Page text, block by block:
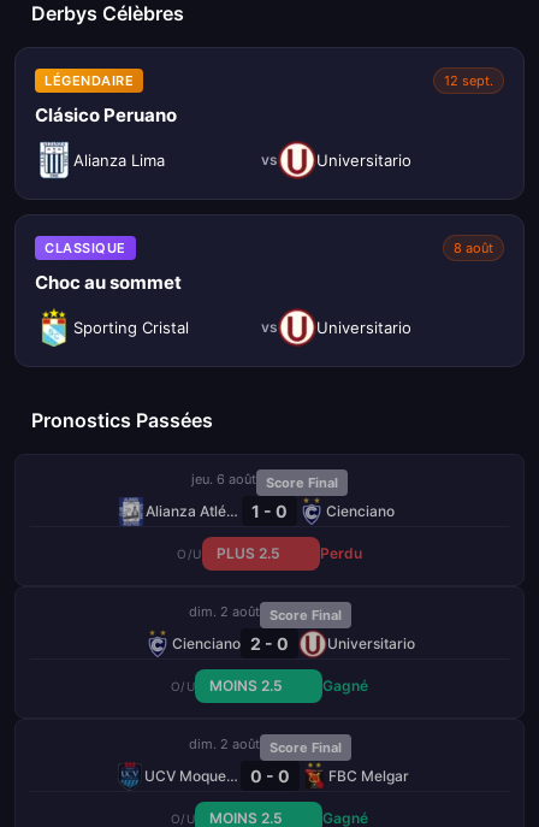
Derbys Célèbres
LÉGENDAIRE 12 sept.
Clásico Peruano
Alianza Lima vs Universitario
CLASSIQUE 8 août
Choc au sommet
Sporting Cristal vs Universitario
Pronostics Passées
jeu. 6 août Score Final
Alianza Atlético 1 - 0 Cienciano
O/U PLUS 2.5 Perdu
dim. 2 août Score Final
Cienciano 2 - 0 Universitario
O/U MOINS 2.5 Gagné
dim. 2 août Score Final
UCV Moquegua 0 - 0 FBC Melgar
O/U MOINS 2.5 Gagné